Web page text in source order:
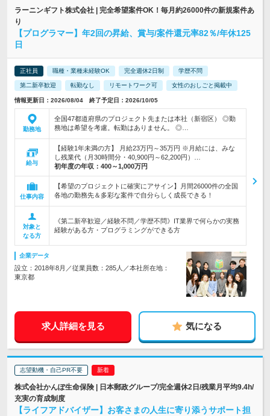
ラーニンギフト株式会社 | 完全希望案件OK！毎月約26000件の新規案件あ
り
【プログラマー】年2回の昇給、賞与/案件還元率82％/年休125
日
正社員 職種・業種未経験OK 完全週休2日制 学歴不問
第二新卒歓迎 転勤なし リモートワーク可 女性のおしごと掲載中
情報更新日：2026/08/04 終了予定日：2026/10/05
勤務地
全国47都道府県のプロジェクト先または本社（新宿区） ◎勤
務地は希望を考慮。転勤はありません。 ◎…
給与
【経験1年未満の方】 月給23万円～35万円 ※月給には、みな
し残業代（月30時間分・40,900円～62,200円）…
初年度の年収： 400～1,000万円
仕事内容
【希望のプロジェクトに確実にアサイン】月間26000件の全国
各地の勤務先＆多彩な案件で自分らしく成長できる！
対象と
なる方
《第二新卒歓迎／経験不問／学歴不問》IT業界で何らかの実務
経験がある方・プログラミングができる方
企業データ
設立：2018年8月／従業員数：285人／本社所在地：
東京都
求人詳細を見る 気になる
志望動機・自己PR不要
株式会社かんぽ生命保険 | 日本郵政グループ/完全週休2日/残業月平均9.4h/
充実の育成制度
【ライフアドバイザー】お客さまの人生に寄り添うサポート担